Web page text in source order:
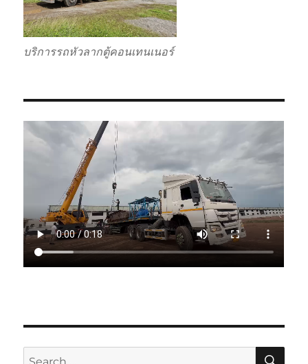
บริการรถหัวลากตู้คอนเทนเนอร์
Search